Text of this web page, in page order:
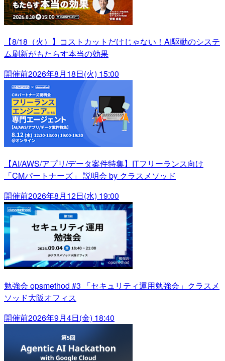
【8/18（火）】コストカットだけじゃない！AI駆動のシステ
ム刷新がもたらす本当の効果
開催前2026年8月18日(火) 15:00
【AI/AWS/アプリ/データ案件特集】ITフリーランス向け
「CMパートナーズ」 説明会 by クラスメソッド
開催前2026年8月12日(水) 19:00
勉強会 opsmethod #3 「セキュリティ運用勉強会」クラスメ
ソッド大阪オフィス
開催前2026年9月4日(金) 18:40